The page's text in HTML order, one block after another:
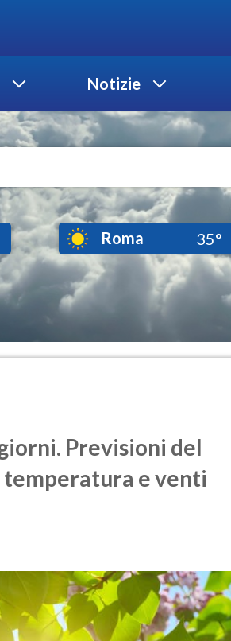
Notizie
Roma 35°
Previsioni del
e venti